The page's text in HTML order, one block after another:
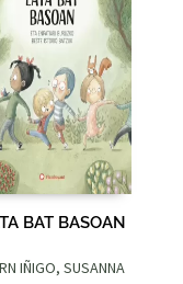
BAT BASOAN
IÑIGO, SUSANNA